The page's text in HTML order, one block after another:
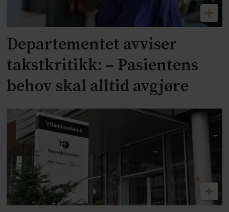
Departementet avviser
takstkritikk: – Pasientens
behov skal alltid avgjøre